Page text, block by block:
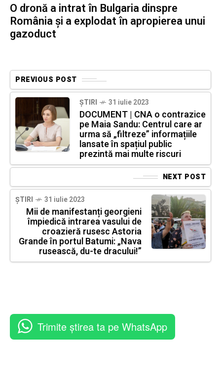
O dronă a intrat în Bulgaria dinspre
România și a explodat în apropierea unui
gazoduct
PREVIOUS POST
ȘTIRI 31 iulie 2023
DOCUMENT | CNA o contrazice
pe Maia Sandu: Centrul care ar
urma să „filtreze” informațiile
lansate în spațiul public
prezintă mai multe riscuri
NEXT POST
ȘTIRI 31 iulie 2023
Mii de manifestanți georgieni
împiedică intrarea vasului de
croazieră rusesc Astoria
Grande în portul Batumi: „Nava
rusească, du-te dracului!”
Trimite știrea ta pe WhatsApp